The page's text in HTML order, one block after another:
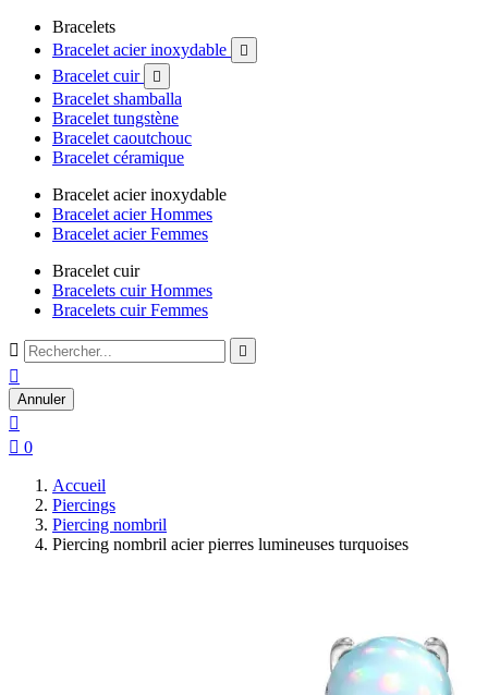
Bracelets
Bracelet acier inoxydable

Bracelet cuir 
Bracelet shamballa
Bracelet tungstène
Bracelet caoutchouc
Bracelet céramique
Bracelet acier inoxydable
Bracelet acier Hommes
Bracelet acier Femmes
Bracelet cuir
Bracelets cuir Hommes
Bracelets cuir Femmes
 

Annuler

 0
Accueil
Piercings
Piercing nombril
Piercing nombril acier pierres lumineuses turquoises